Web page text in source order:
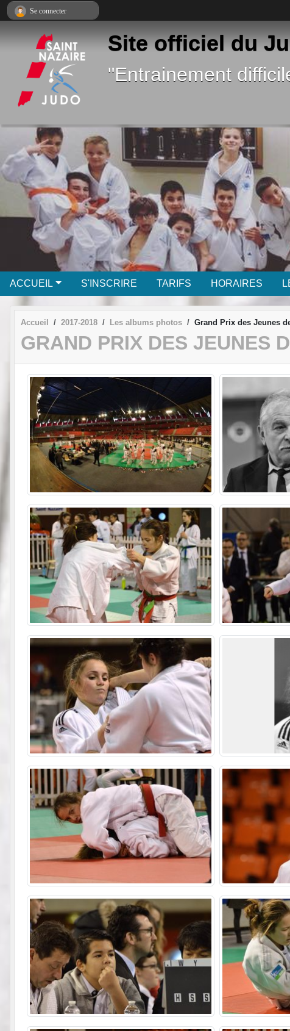
Site officiel du
"Entrainement
ACCUEIL S'INSCRIRE TARIFS HORAIRES
Accueil 2017-2018 Les albums photos Grand Prix des Jeunes
GRAND PRIX DES JEUNES
Se connecter
Panneau de gestion des cookies